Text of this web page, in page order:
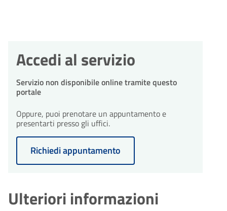
Accedi al servizio
Servizio non disponibile online tramite questo
portale
Oppure, puoi prenotare un appuntamento e
presentarti presso gli uffici.
Richiedi appuntamento
Ulteriori informazioni